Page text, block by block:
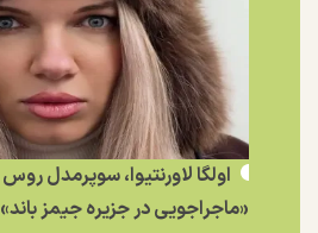
اولگا لاورنتیوا، سوپرمدل روس
«ماجراجویی در جزیره جیمز